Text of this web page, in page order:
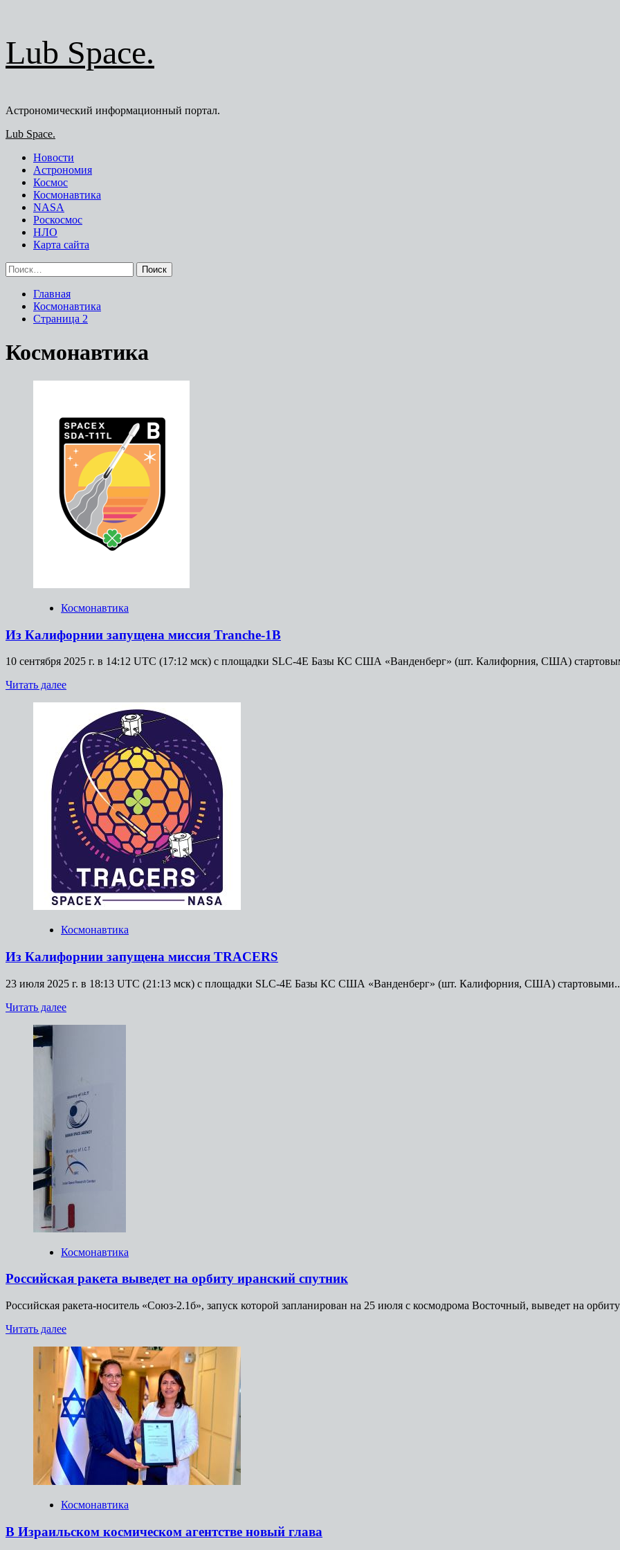
Перейти
содержимому
Lub Space.
Астрономический информационный портал.
Основное
Lub Space.
Новости
Астрономия
Космос
Космонавтика
NASA
Роскосмос
НЛО
Карта сайта
Найти:
Главная
Космонавтика
Страница 2
Космонавтика
Космонавтика
Из Калифорнии запущена миссия Tranche-1B
10 сентября 2025 г. в 14:12 UTC (17:12 мск) с площадки SLC-4E Базы КС США «Ванденберг» (шт. Калифорния, США)
Читать далееПрочитать
Калифорнии
запущена
миссия
Tranche-
1B
Космонавтика
Из Калифорнии запущена миссия TRACERS
23 июля 2025 г. в 18:13 UTC (21:13 мск) с площадки SLC-4E Базы КС США «Ванденберг» (шт. Калифорния, США)
Читать далееПрочитать
TRACERS
Космонавтика
Российская ракета выведет на орбиту иранский спутник
Российская ракета-носитель «Союз-2.1б», запуск которой запланирован на 25 июля с космодрома Восточный, выведет на
Читать далееПрочитать
о
Российская
ракета
выведет
на
орбиту
иранский
спутник
Космонавтика
В Израильском космическом агентстве новый глава